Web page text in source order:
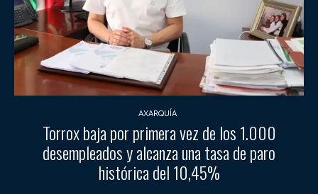
AXARQUÍA
Torrox baja por primera vez de los 1.000
desempleados y alcanza una tasa de paro
histórica del 10,45%